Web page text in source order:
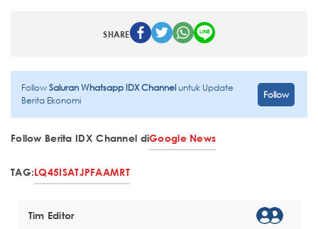
SHARE
FollowSaluran Whatsapp IDX Channeluntuk Update
Berita Ekonomi
Follow
Follow Berita IDX Channel diGoogle News
TAG:LQ45ISATJPFAAMRT
Tim Editor